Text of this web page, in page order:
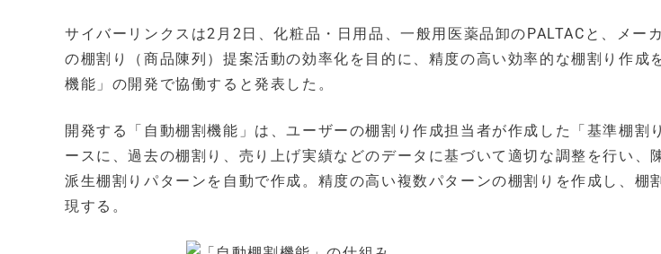
サイバーリンクスは2月2日、化粧品・日用品、一般用医薬品卸のPALTACと、メー
の棚割り（商品陳列）提案活動の効率化を目的に、精度の高い効率的な棚割り作成
機能」の開発で協働すると発表した。
開発する「自動棚割機能」は、ユーザーの棚割り作成担当者が作成した「基準棚割
ースに、過去の棚割り、売り上げ実績などのデータに基づいて適切な調整を行い、
派生棚割りパターンを自動で作成。精度の高い複数パターンの棚割りを作成し、棚
現する。